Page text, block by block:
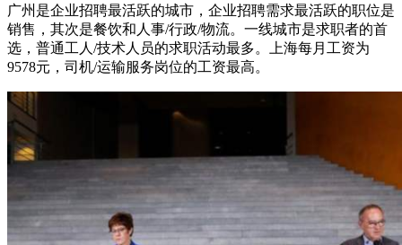
广州是企业招聘最活跃的城市，企业招聘需求最活跃的职位是
销售，其次是餐饮和人事/行政/物流。一线城市是求职者的首
选，普通工人/技术人员的求职活动最多。上海每月工资为
9578元，司机/运输服务岗位的工资最高。